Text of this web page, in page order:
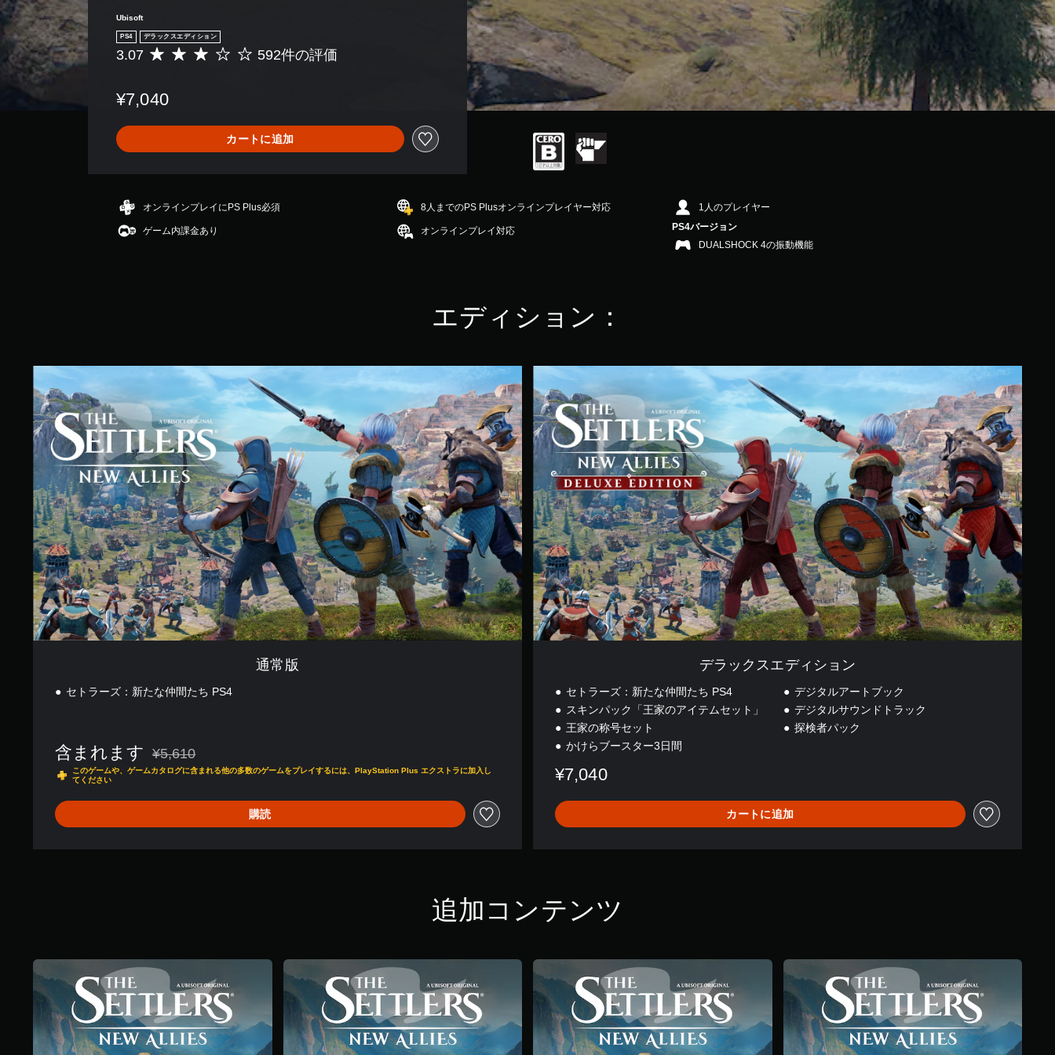
Ubisoft
PS4 デラックスエディション
評
は
9
2
平
評
は
7
3.07 592件の評価
¥7,040
カートに追加
オンラインプレイにPS Plus必須
ゲーム内課金あり
8人までのPS Plusオンラインプレイヤー対応
オンラインプレイ対応
1人のプレイヤー
PS4バージョン
DUALSHOCK 4の振動機能
エディション：
常
版
通常版
セトラーズ：新たな仲間たち PS4
含まれます 通常価格¥5,610より値引き
¥5,610
このゲームや、ゲームカタログに含まれる他の多数のゲームをプレイするには、PlayStation Plus エクストラに加入し
てください
購読
ラ
ッ
ク
ス
エ
デ
シ
ョ
ン
デラックスエディション
セトラーズ：新たな仲間たち PS4
スキンパック「王家のアイテムセット」
王家の称号セット
かけらブースター3日間
デジタルアートブック
デジタルサウンドトラック
探検者パック
¥7,040
カートに追加
追加コンテンツ